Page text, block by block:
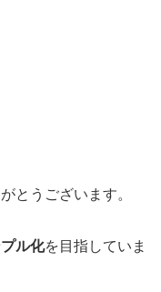
とうございます。
ル化を目指していま